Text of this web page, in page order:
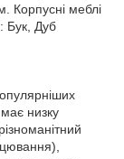
Корпусні меблі
Бук, Дуб
низку